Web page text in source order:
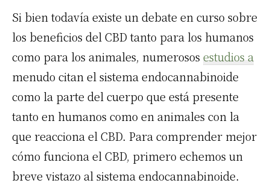
Si bien todavía existe un debate en curso sobre
los beneficios del CBD tanto para los humanos
como para los animales, numerosos estudios a
menudo citan el sistema endocannabinoide
como la parte del cuerpo que está presente
tanto en humanos como en animales con la
que reacciona el CBD. Para comprender mejor
cómo funciona el CBD, primero echemos un
breve vistazo al sistema endocannabinoide.